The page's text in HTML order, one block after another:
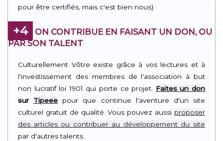
pour être certifiés, mais c'est bien nous).
+4
ON CONTRIBUE EN FAISANT UN DON, OU
PAR SON TALENT
Culturellement Vôtre existe grâce à vos lectures et à
l'investissement des membres de l'association à but
non lucratif loi 1901 qui porte ce projet. Faites un don
sur Tipeee pour que continue l'aventure d'un site
culturel gratuit de qualité. Vous pouvez aussi proposer
des articles ou contribuer au développement du site
par d'autres talents.